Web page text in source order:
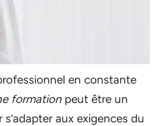
en constante
formation peut être un
aux exigences du